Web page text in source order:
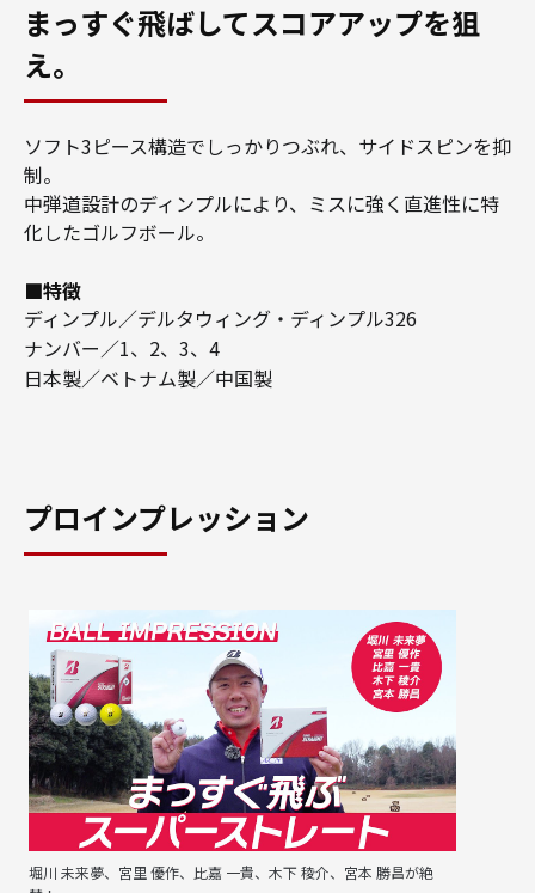
まっすぐ飛ばしてスコアアップを狙
え。
ソフト3ピース構造でしっかりつぶれ、サイドスピンを抑
制。
中弾道設計のディンプルにより、ミスに強く直進性に特
化したゴルフボール。
■特徴
ディンプル／デルタウィング・ディンプル326
ナンバー／1、2、3、4
日本製／ベトナム製／中国製
プロインプレッション
堀川 未来夢、宮里 優作、比嘉 一貴、木下 稜介、宮本 勝昌が絶